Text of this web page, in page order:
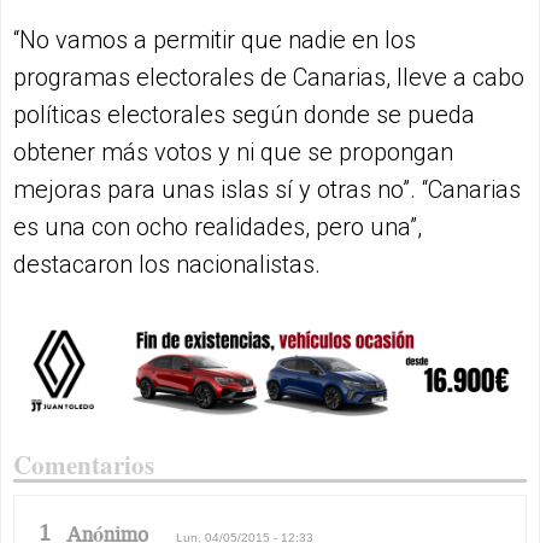
“No vamos a permitir que nadie en los
programas electorales de Canarias, lleve a cabo
políticas electorales según donde se pueda
obtener más votos y ni que se propongan
mejoras para unas islas sí y otras no”. “Canarias
es una con ocho realidades, pero una”,
destacaron los nacionalistas.
Comentarios
1 Anónimo Lun, 04/05/2015 - 12:33